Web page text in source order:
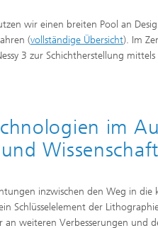
wir einen breiten Pool an
(vollständige Übersicht). Im
3 zur Schichtherstellung
im
Wissenschaft
inzwischen den Weg in die
Schlüsselelement der
weiteren Verbesserungen und